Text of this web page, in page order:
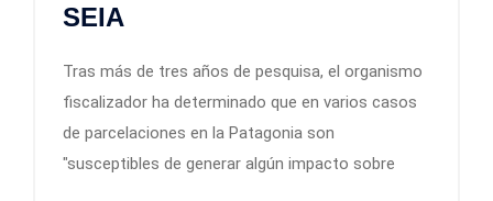
SEIA
Tras más de tres años de pesquisa, el organismo
fiscalizador ha determinado que en varios casos
de parcelaciones en la Patagonia son
"susceptibles de generar algún impacto sobre